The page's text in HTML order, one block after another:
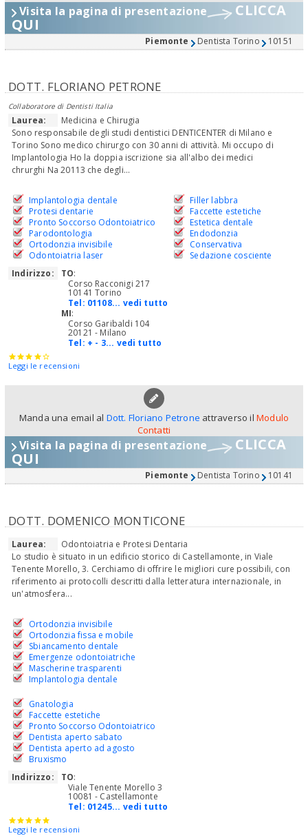
Visita la pagina di presentazione CLICCA
QUI
Piemonte Dentista Torino 10151
DOTT. FLORIANO PETRONE
Collaboratore di Dentisti Italia
Laurea:
Medicina e Chirugia
Sono responsabile degli studi dentistici DENTICENTER di Milano e
Torino Sono medico chirurgo con 30 anni di attività. Mi occupo di
Implantologia Ho la doppia iscrizione sia all'albo dei medici
chrurghi Na 20113 che degli...
Implantologia dentale
Protesi dentarie
Pronto Soccorso Odontoiatrico
Parodontologia
Ortodonzia invisibile
Odontoiatria laser
Filler labbra
Faccette estetiche
Estetica dentale
Endodonzia
Conservativa
Sedazione cosciente
Indirizzo:
TO:
Corso Racconigi 217
10141 Torino
Tel: 01108... vedi tutto
MI:
Corso Garibaldi 104
20121 - Milano
Tel: + - 3... vedi tutto
Leggi le recensioni
Manda una email al Dott. Floriano Petrone attraverso il Modulo
Contatti
Visita la pagina di presentazione CLICCA
QUI
Piemonte Dentista Torino 10141
DOTT. DOMENICO MONTICONE
Laurea:
Odontoiatria e Protesi Dentaria
Lo studio è situato in un edificio storico di Castellamonte, in Viale
Tenente Morello, 3. Cerchiamo di offrire le migliori cure possibili, con
riferimento ai protocolli descritti dalla letteratura internazionale, in
un'atmosfera...
Ortodonzia invisibile
Ortodonzia fissa e mobile
Sbiancamento dentale
Emergenze odontoiatriche
Mascherine trasparenti
Implantologia dentale
Gnatologia
Faccette estetiche
Pronto Soccorso Odontoiatrico
Dentista aperto sabato
Dentista aperto ad agosto
Bruxismo
Indirizzo:
TO:
Viale Tenente Morello 3
10081 - Castellamonte
Tel: 01245... vedi tutto
Leggi le recensioni